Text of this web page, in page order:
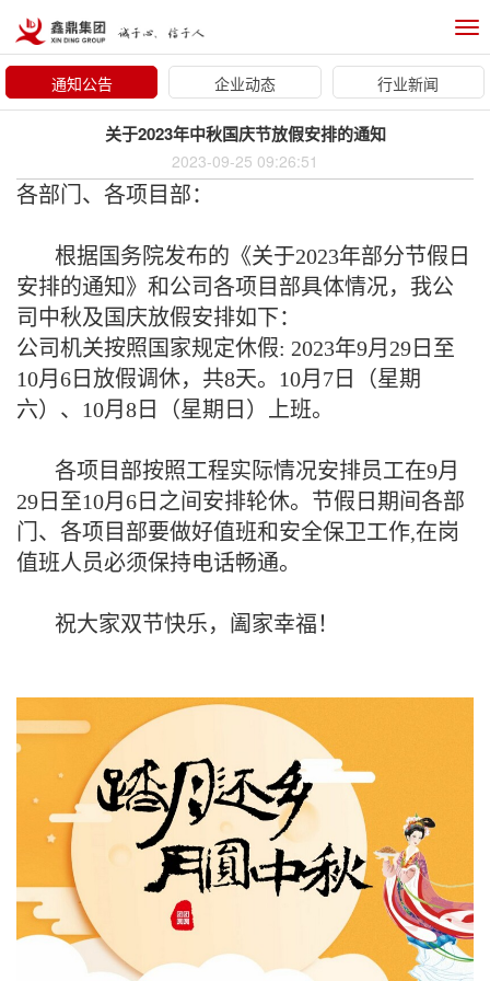
通知公告
企业动态 行业新闻
关于2023年中秋国庆节放假安排的通知
2023-09-25 09:26:51
各部门、各项目部：
根据国务院发布的《关于2023年部分节假日
安排的通知》和公司各项目部具体情况，我公
司中秋及国庆放假安排如下：
公司机关按照国家规定休假: 2023年9月29日至
10月6日放假调休，共8天。10月7日（星期
六）、10月8日（星期日）上班。
各项目部按照工程实际情况安排员工在9月
29日至10月6日之间安排轮休。节假日期间各部
门、各项目部要做好值班和安全保卫工作,在岗
值班人员必须保持电话畅通。
祝大家双节快乐，阖家幸福！